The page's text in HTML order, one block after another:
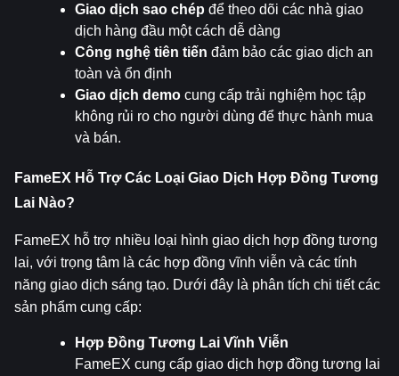
Giao dịch sao chép để theo dõi các nhà giao
dịch hàng đầu một cách dễ dàng
Công nghệ tiên tiến đảm bảo các giao dịch an
toàn và ổn định
Giao dịch demo cung cấp trải nghiệm học tập
không rủi ro cho người dùng để thực hành mua
và bán.
FameEX Hỗ Trợ Các Loại Giao Dịch Hợp Đồng Tương
Lai Nào?
FameEX hỗ trợ nhiều loại hình giao dịch hợp đồng tương
lai, với trọng tâm là các hợp đồng vĩnh viễn và các tính
năng giao dịch sáng tạo. Dưới đây là phân tích chi tiết các
sản phẩm cung cấp:
Hợp Đồng Tương Lai Vĩnh Viễn
FameEX cung cấp giao dịch hợp đồng tương lai